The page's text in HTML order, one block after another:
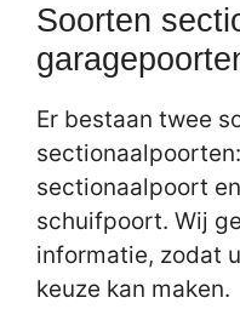
Soorten
Er bestaan twee
sectionaalpoort
schuifpoort. Wij
informatie, zodat
keuze kan maken.